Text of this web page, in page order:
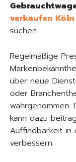
verkaufen Köln
suchen.
Regelmäßige
über neue
oder
wahrgenommen.
kann dazu
Auffindbarkeit in
verbessern.